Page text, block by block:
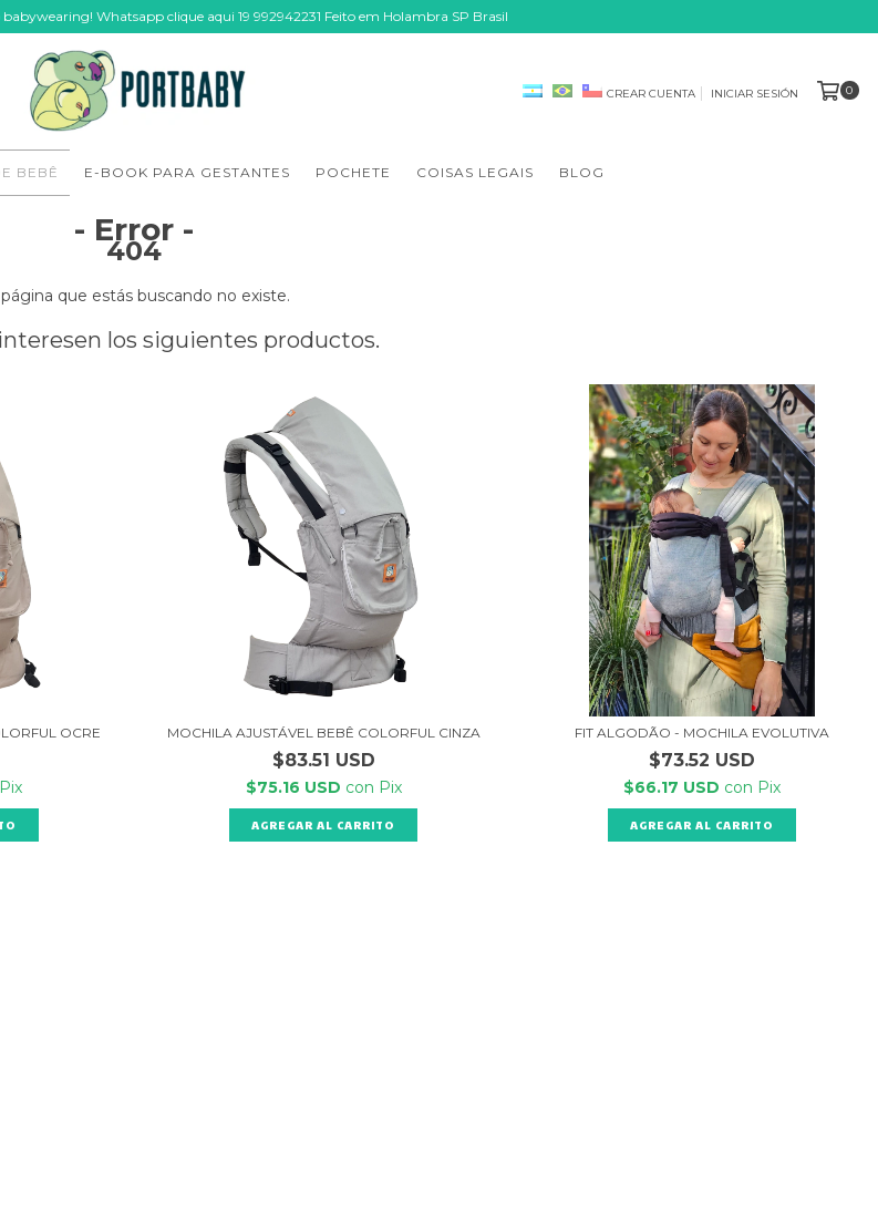
Whatsapp clique aqui 19 992942231 Feito em Holambra SP Brasil
CREAR CUENTA INICIAR SESIÓN 0
BEBÊ E-BOOK PARA GESTANTES POCHETE COISAS LEGAIS BLOG
- Error -
404
página que estás buscando no existe.
los siguientes productos.
OCRE
Pix
MOCHILA AJUSTÁVEL BEBÊ COLORFUL CINZA
$83.51 USD
$75.16 USD con Pix
FIT ALGODÃO - MOCHILA EVOLUTIVA
$73.52 USD
$66.17 USD con Pix